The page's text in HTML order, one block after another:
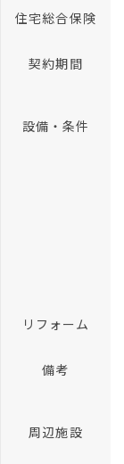
住宅総合保険
契約期間
設備・条件
リフォーム
備考
周辺施設